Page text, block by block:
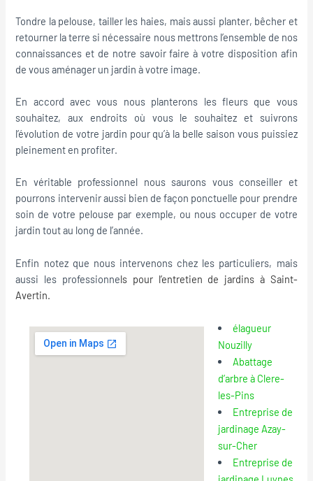
Tondre la pelouse, tailler les haies, mais aussi planter, bêcher et
retourner la terre si nécessaire nous mettrons l’ensemble de nos
connaissances et de notre savoir faire à votre disposition afin
de vous aménager un jardin à votre image.
En accord avec vous nous planterons les fleurs que vous
souhaitez, aux endroits où vous le souhaitez et suivrons
l’évolution de votre jardin pour qu’à la belle saison vous puissiez
pleinement en profiter.
En véritable professionnel nous saurons vous conseiller et
pourrons intervenir aussi bien de façon ponctuelle pour prendre
soin de votre pelouse par exemple, ou nous occuper de votre
jardin tout au long de l’année.
Enfin notez que nous intervenons chez les particuliers, mais
aussi les professionnels pour l’entretien de jardins à Saint-
Avertin.
élagueur
Nouzilly
Abattage
d’arbre à Clere-
les-Pins
Entreprise de
jardinage Azay-
sur-Cher
Entreprise de